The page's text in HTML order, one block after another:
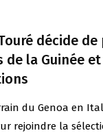
décide
de la Guinée
du Genoa en
rejoindre la